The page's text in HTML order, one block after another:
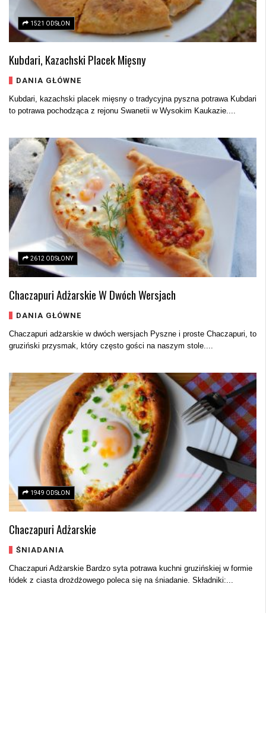
1521 ODSŁON
Kubdari, Kazachski Placek Mięsny
DANIA GŁÓWNE
Kubdari, kazachski placek mięsny o tradycyjna pyszna potrawa Kubdari
to potrawa pochodząca z rejonu Swanetii w Wysokim Kaukazie....
2612 ODSŁONY
Chaczapuri Adżarskie W Dwóch Wersjach
DANIA GŁÓWNE
Chaczapuri adżarskie w dwóch wersjach Pyszne i proste Chaczapuri, to
gruziński przysmak, który często gości na naszym stole....
1949 ODSŁON
Chaczapuri Adżarskie
ŚNIADANIA
Chaczapuri Adżarskie Bardzo syta potrawa kuchni gruzińskiej w formie
łódek z ciasta drożdżowego poleca się na śniadanie. Składniki:...